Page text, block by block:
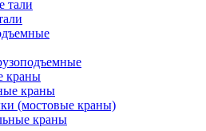
тали
краны
краны
(мостовые краны)
краны